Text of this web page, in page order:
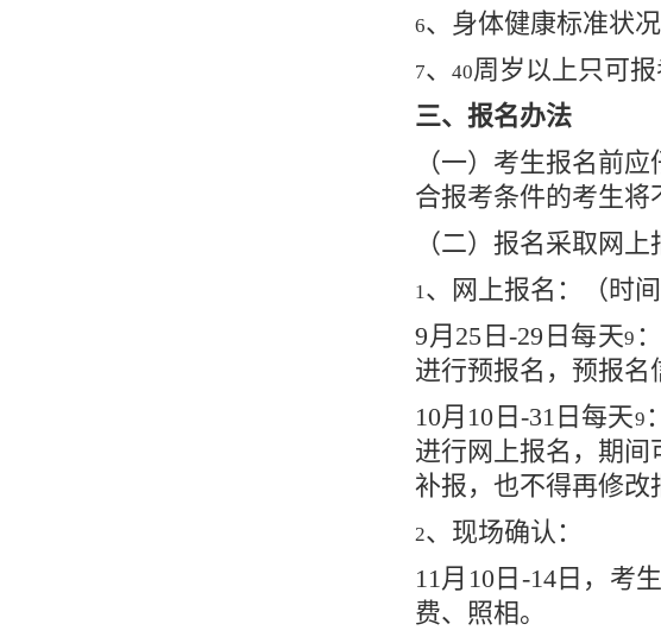
6、身体健康标准状
7、 40周岁以上只可
三、报名办法
（一）考生报名前
合报考条件的考生将
（二）报名采取网
1、网上报名：（时
9月25日-29日每天9
进行预报名，预报名
10月10日-31日每天9
进行网上报名，期
补报，也不得再修改
2、现场确认：
11月10日-14日，考
费、照相。